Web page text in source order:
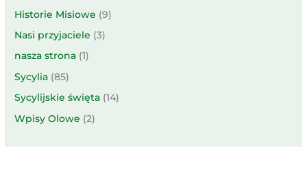
Historie Misiowe (9)
Nasi przyjaciele (3)
nasza strona (1)
Sycylia (85)
Sycylijskie święta (14)
Wpisy Olowe (2)